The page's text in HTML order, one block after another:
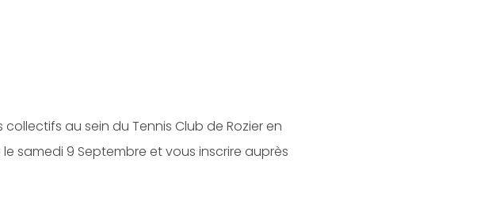
au sein du Tennis Club de Rozier en
samedi 9 Septembre et vous inscrire auprès